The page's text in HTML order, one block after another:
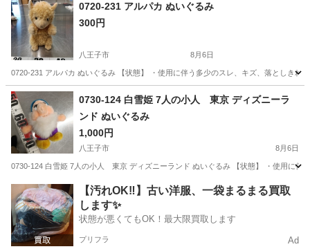
0720-231 アルパカ ぬいぐるみ
300円
八王子市 8月6日
0720-231 アルパカ ぬいぐるみ 【状態】 ・使用に伴う多少のスレ、キズ、落としき
東京 八王子市 アルパカ
0730-124 白雪姫 7人の小人 東京 ディズニーラ
ンド ぬいぐるみ
1,000円
八王子市 8月6日
0730-124 白雪姫 7人の小人 東京 ディズニーランド ぬいぐるみ 【状態】 ・使用に伴
東京 八王子市 おもちゃ 現地
【汚れOK‼️】古い洋服、一袋まるまる買取
します✨
状態が悪くてもOK！最大限買取します
プリフラ Ad